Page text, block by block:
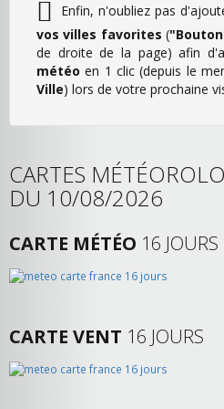
Enfin, n'oubliez pas
vos villes favorites (
de droite de la page) afin
météo en 1 clic (depuis le
Ville) lors de votre prochaine
CARTES
DU 10/08/2026
CARTE MÉTÉO 16 JOURS
CARTE VENT 16 JOURS